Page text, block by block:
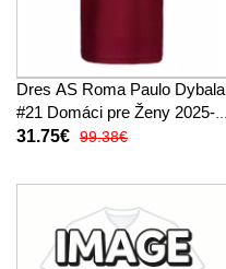
Dres AS Roma Paulo Dybala
#21 Domáci pre Ženy 2025-
26 Krátky Rukáv
31.75€ 99.38€